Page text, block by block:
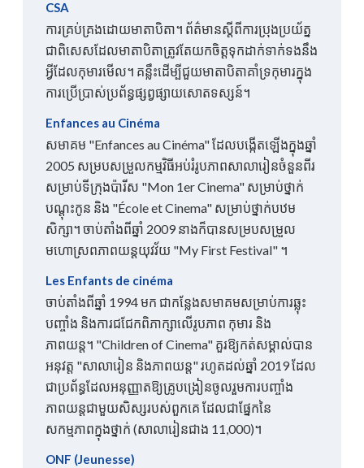
CSA
ការគ្រប់គ្រងដោយមាតាបិតា។ ព័ត៌មានស្តីពីការប្រុងប្រយ័ត្ន
ជាពិសេសដែលមាតាបិតាត្រូវតែយកចិត្តទុកដាក់ទាក់ទងនឹង
អ្វីដែលកុមារមើល។ គន្លឹះដើម្បីជួយមាតាបិតាគាំទ្រកុមារក្នុង
ការប្រើប្រាស់ប្រព័ន្ធផ្សព្វផ្សាយសោតទស្សន៍។
Enfances au Cinéma
សមាគម "Enfances au Cinéma" ដែលបង្កើតឡើងក្នុងឆ្នាំ
2005 សម្របសម្រួលកម្មវិធីអប់រំរូបភាពសាលារៀនចំនួនពីរ
សម្រាប់ទីក្រុងប៉ារីស "Mon 1er Cinema" សម្រាប់ថ្នាក់
បណ្តុះកូន និង "École et Cinema" សម្រាប់ថ្នាក់បឋម
សិក្សា។ ចាប់តាំងពីឆ្នាំ 2009 នាងក៏បានសម្របសម្រួល
មហោស្រពភាពយន្តយុវវ័យ "My First Festival" ។
Les Enfants de cinéma
ចាប់តាំងពីឆ្នាំ 1994 មក ជាកន្លែងសមាគមសម្រាប់ការឆ្លុះ
បញ្ចាំង និងការជជែកពិភាក្សាលើរូបភាព កុមារ និង
ភាពយន្ត។ "Children of Cinema" គួរឱ្យកត់សម្គាល់បាន
អនុវត្ត "សាលារៀន និងភាពយន្ត" រហូតដល់ឆ្នាំ 2019 ដែល
ជាប្រព័ន្ធដែលអនុញ្ញាតឱ្យគ្រូបង្រៀនចូលរួមការបញ្ចាំង
ភាពយន្តជាមួយសិស្សរបស់ពួកគេ ដែលជាផ្នែកនៃ
សកម្មភាពក្នុងថ្នាក់ (សាលារៀនជាង 11,000)។
ONF (Jeunesse)